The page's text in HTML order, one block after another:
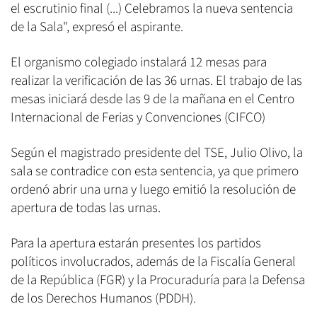
el escrutinio final (...) Celebramos la nueva sentencia
de la Sala", expresó el aspirante.
El organismo colegiado instalará 12 mesas para
realizar la verificación de las 36 urnas. El trabajo de las
mesas iniciará desde las 9 de la mañana en el Centro
Internacional de Ferias y Convenciones (CIFCO)
Según el magistrado presidente del TSE, Julio Olivo, la
sala se contradice con esta sentencia, ya que primero
ordenó abrir una urna y luego emitió la resolución de
apertura de todas las urnas.
Para la apertura estarán presentes los partidos
políticos involucrados, además de la Fiscalía General
de la República (FGR) y la Procuraduría para la Defensa
de los Derechos Humanos (PDDH).